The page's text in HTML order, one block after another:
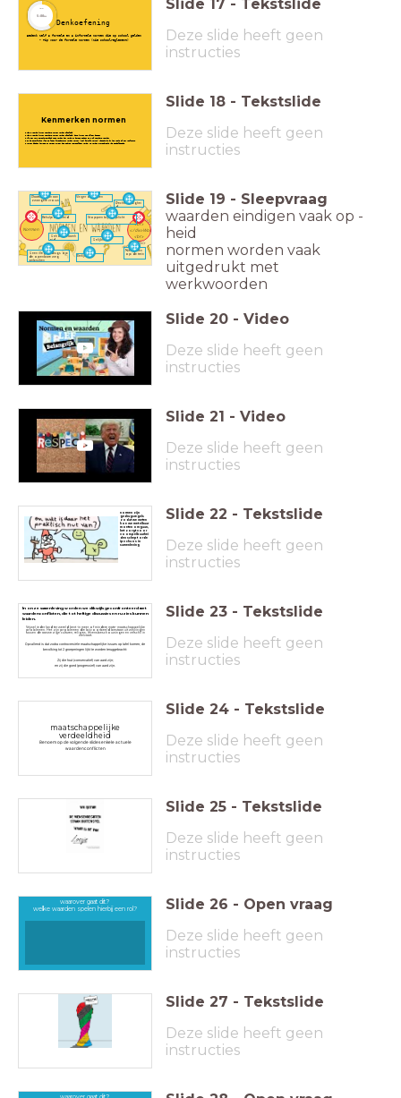
Denkoefening
Bedenk zelf 3 formele en 3 informele normen die op school gelden
- Tip voor de formele normen (zie schoolreglement)
5:00
Slide 17 -
Tekstslide
Deze slide heeft geen
instructies
Kenmerken normen
Uit 1 waarde kunnen meerdere normen worden afgeleid
Uit 1 waarde kunnen meerdere normen worden afgeleid, deze kunnen met elkaar botsen
Als een norm gerechtvaardigd moet worden dan wordt er beroep gedaan op 1 of meerdere waarden
Om de samenleving vlot te laten functioneren worden normen (vaak formele normen) uitgedrukt in hetrecht of een reglement
Normen bieden houvast en zorgen ervoor dat gedrag voorspelbaar wordt, ze worden overgebracht via socialisatie
Slide 18 - Tekstslide
Deze slide heeft geen
instructies
Normen
<div>
<br>
</div>Waarden<div>
<br>
</div>
Gehoorzaamh
eid
Eerlijkheid
Rechtvaardighei
d
Behulpzaamheid
Gelijkheid
Vinger opsteken
Stoppen bij stoplicht
Plaats afstaan aan
zwangere vrouw
Niet roken
op de trein
Geen illegale drugs op
de openbare weg
gebruiken
Slide 19 - Sleepvraag
waarden eindigen vaak op -
heid
normen worden vaak
uitgedrukt met
werkwoorden
Slide 20 - Video
Deze slide heeft geen
instructies
Slide 21 - Video
Deze slide heeft geen
instructies
normen zijn
gedragsregels
zodat we weten
hoe we met elkaar
moeten omgaan,
het zorgt voor
voorspelbaarhei
den schept orde
ipv chaos in
samenleving
Slide 22 - Tekstslide
Deze slide heeft geen
instructies
Vrijwel ieder land ter wereld kent -in meer of mindere mate- maatschappelijke
problemen. Het zijn problemen die bijvoorbeeld bestaan uit wrijvingen
tussen de aanwezige culturen, religies, levensbeschouwingen en verschil in
welvaart.
Opvallend is dat zodra controversiële maatschappelijke issues op tafel komen, de
bevolking tot 2 groeperingen lijkt te worden teruggebracht:
Zij die fout (conservatief) van aard zijn;
en zij die goed (progressief) van aard zijn.
In onze samenleving worden we dikwijls geconfronteerd met
waardenconflicten, die tot heftige discussies en ruzies kunnen
leiden.
Slide 23 - Tekstslide
Deze slide heeft geen
instructies
maatschappelijke
verdeeldheid
Benoem op de volgende slides enkele actuele
waardenconflicten
Slide 24 - Tekstslide
Deze slide heeft geen
instructies
Slide 25 - Tekstslide
Deze slide heeft geen
instructies
waarover gaat dit?
welke waarden spelen hierbij een rol?
Slide 26 - Open vraag
Deze slide heeft geen
instructies
Slide 27 - Tekstslide
Deze slide heeft geen
instructies